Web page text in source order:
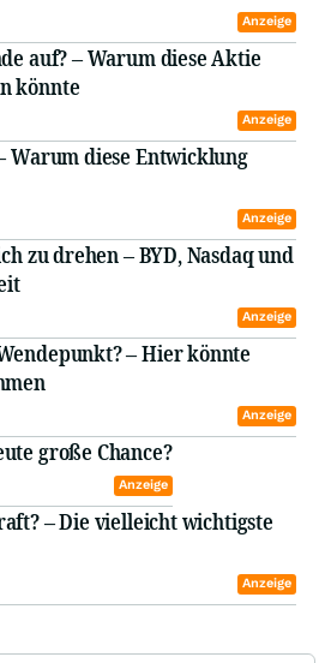
Anzeige
auf? – Warum diese Aktie
könnte
Anzeige
Warum diese Entwicklung
Anzeige
zu drehen – BYD, Nasdaq und
Anzeige
– Hier könnte
Anzeige
große Chance?
Anzeige
– Die vielleicht wichtigste
Anzeige